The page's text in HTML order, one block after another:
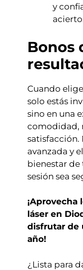
y
Bonos
Cuando
solo estás
sino en una
comodidad,
satisfacción.
avanzada y
bienestar de
sesión sea
¡Aprovecha
láser en
disfrutar de
año!
¿Lista para